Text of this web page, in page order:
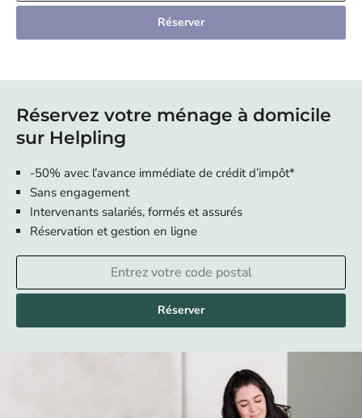
Réserver
Réservez votre ménage à domicile
sur Helpling
-50% avec l’avance immédiate de crédit d’impôt*
Sans engagement
Intervenants salariés, formés et assurés
Réservation et gestion en ligne
Réserver